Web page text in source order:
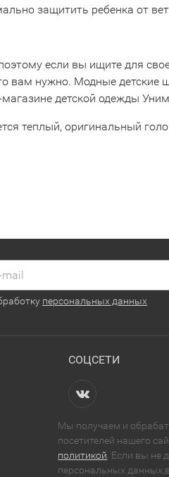
защитить ребенка от
если вы ищите для
вам нужно. Модные детские
магазине детской одежды
теплый, оригинальный
персональных данных
СОЦСЕТИ
Мы получаем и
посетителей нашего
политикой . Если вы не
персональных